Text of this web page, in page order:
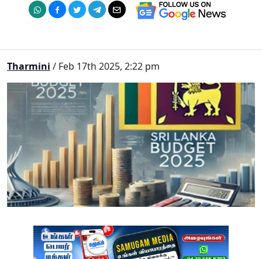
Tharmini / Feb 17th 2025, 2:22 pm